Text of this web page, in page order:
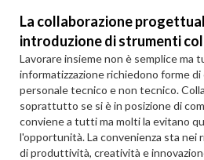
La collaborazione
introduzione di strumenti
Lavorare insieme non è semplice ma
informatizzazione richiedono forme di
personale tecnico e non tecnico.
soprattutto se si è in posizione di
conviene a tutti ma molti la evitano
l'opportunità. La convenienza sta
di produttività, creatività e